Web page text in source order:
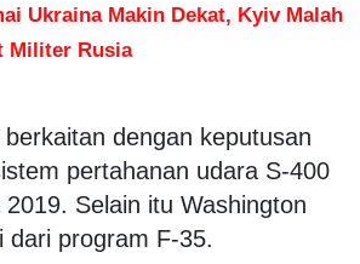
Ukraina Makin Dekat, Kyiv Malah
Militer Rusia
dengan keputusan
pertahanan udara S-400
Selain itu Washington
dari program F-35.